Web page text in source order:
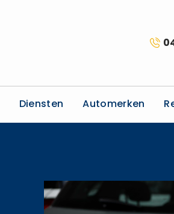
Diensten Automerken